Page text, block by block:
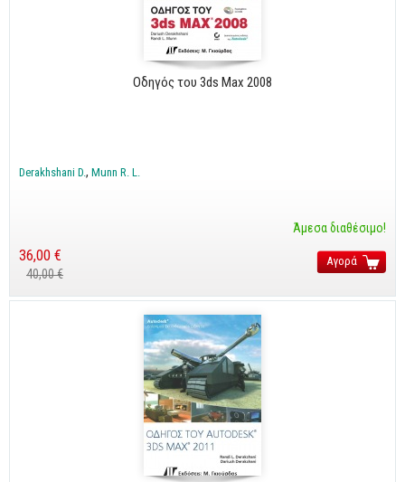
Γραφικά
Photoshop
Οδηγός του 3ds Max 2008
Derakhshani D. Munn R. L.
Άμεσα διαθέσιμο!
36,00 €
40,00 €
Αγορά